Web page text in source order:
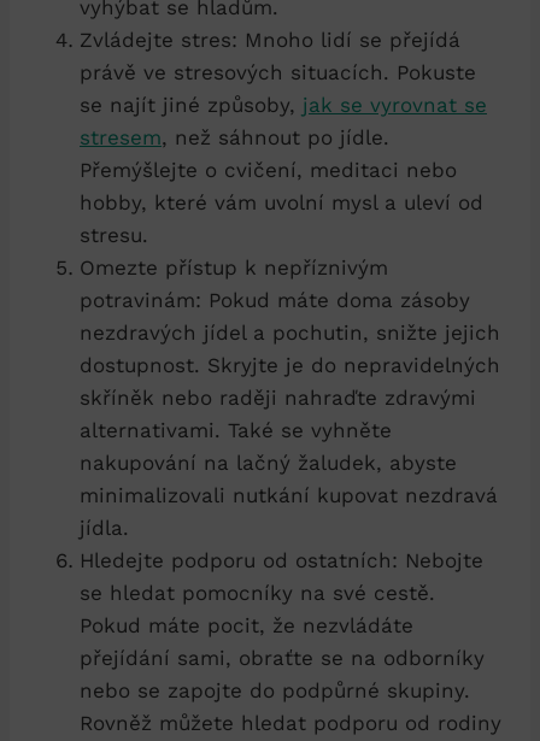
vyhýbat ​se ⁤hladům.
Zvládejte stres: Mnoho lidí se přejídá
právě ve stresových situacích. Pokuste
se najít jiné způsoby, jak se vyrovnat se
stresem, než sáhnout po jídle.
Přemýšlejte o cvičení, meditaci nebo
hobby, které ‍vám uvolní mysl a ‍uleví od
stresu.
Omezte přístup k nepříznivým
potravinám: Pokud máte doma zásoby
nezdravých jídel a pochutin, snižte jejich
dostupnost. Skryjte je do nepravidelných
skříněk nebo raději nahraďte zdravými
alternativami. Také se vyhněte
nakupování​ na lačný žaludek, abyste
minimalizovali nutkání kupovat nezdravá
jídla.
Hledejte podporu od ostatních: Nebojte
se hledat pomocníky na své cestě.
Pokud máte pocit, že nezvládáte
přejídání sami, obraťte se na odborníky
nebo se zapojte do ⁤podpůrné skupiny.
Rovněž můžete hledat podporu od rodiny